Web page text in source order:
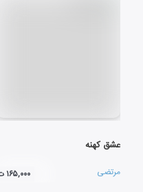
عشق کهنه
مرتضی ۱۶۵,۰۰۰ ت